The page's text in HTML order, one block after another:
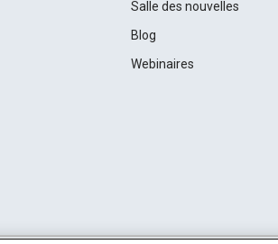
Salle des nouvelles
Blog
Webinaires